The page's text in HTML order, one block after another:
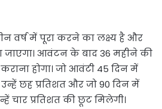
वर्ष में पूरा करने का लक्ष्य है और
जाएगा। आवंटन के बाद 36 महीने की
होगा। जो आवंटी 45 दिन में
छह प्रतिशत और जो 90 दिन में
चार प्रतिशत की छूट मिलेगी।